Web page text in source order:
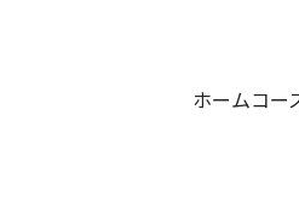
ホームコー